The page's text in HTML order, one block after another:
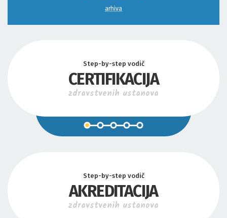
arhiva
Step-by-step vodič
CERTIFIKACIJA
zdravstvenih ustanova
Step-by-step vodič
AKREDITACIJA
zdravstvenih ustanova